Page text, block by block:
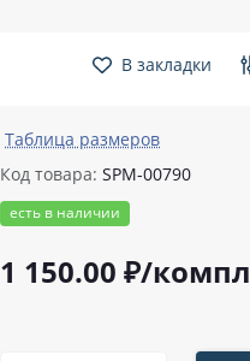
В закладки
Таблица размеров
Код товара: SPM-00790
есть в наличии
1 150.00 ₽/компл